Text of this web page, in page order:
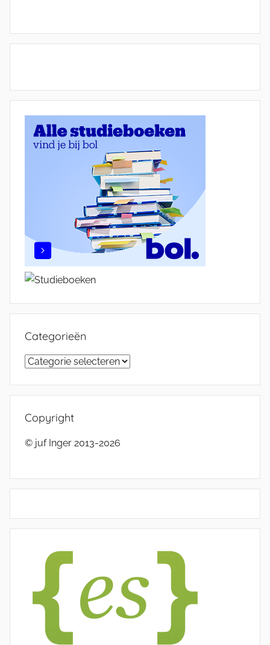
Categorieën
Categorieën
Copyright
© juf Inger 2013-2026